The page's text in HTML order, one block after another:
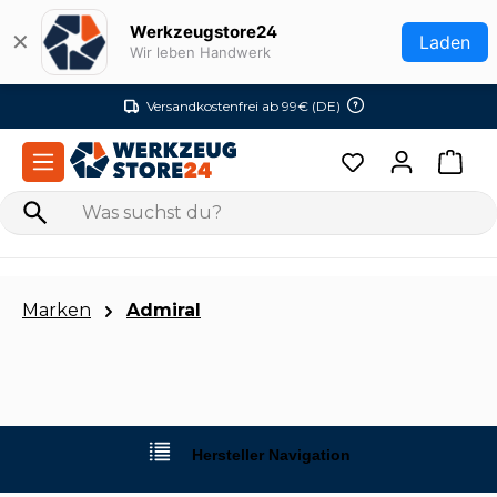
Zum Hauptinhalt springen
✕ Werkzeugstore24
Wir leben Handwerk Laden
Versandkostenfrei ab 99€ (DE)
Marken Admiral
Hersteller Navigation